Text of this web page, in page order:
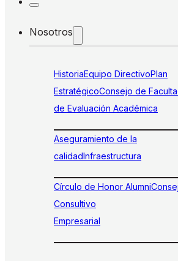
Nosotros
HistoriaEquipo DirectivoPlan
EstratégicoConsejo de
de Evaluación Académica
Aseguramiento de la
calidadInfraestructura
Círculo de Honor Alumni
Consultivo
Empresarial